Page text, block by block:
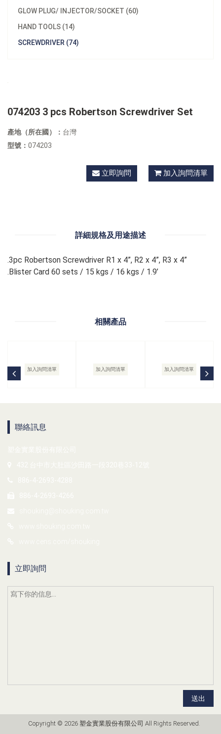
GLOW PLUG/ INJECTOR/SOCKET (60)
HAND TOOLS (14)
SCREWDRIVER (74)
074203 3 pcs Robertson Screwdriver Set
產地（所在國）： 台灣
型號： 074203
立即詢問 加入詢問清單
詳細規格及用途描述
.3pc Robertson Screwdriver R1 x 4”, R2 x 4”, R3 x 4”
.Blister Card 60 sets / 15 kgs / 16 kgs / 1.9’
相關產品
加入詢問清單 加入詢問清單 加入詢問清單
聯絡訊息
立即詢問
送出
Copyright © 2026 塑金實業股份有限公司 All Rights Reserved.